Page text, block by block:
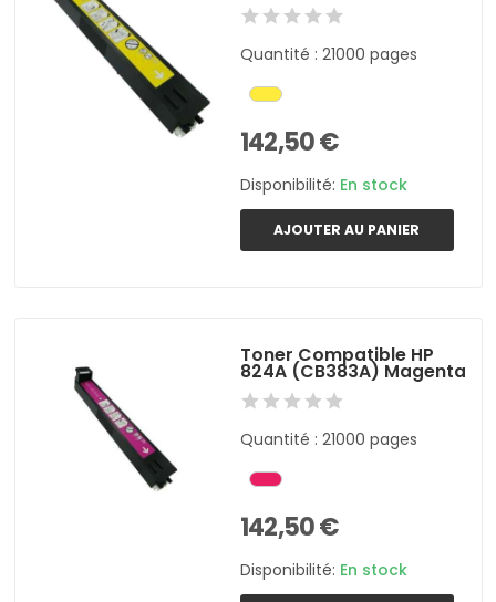
Quantité : 21000 pages
142,50 €
Disponibilité: En stock
AJOUTER AU PANIER
Toner Compatible HP
824A (CB383A) Magenta
Quantité : 21000 pages
142,50 €
Disponibilité: En stock